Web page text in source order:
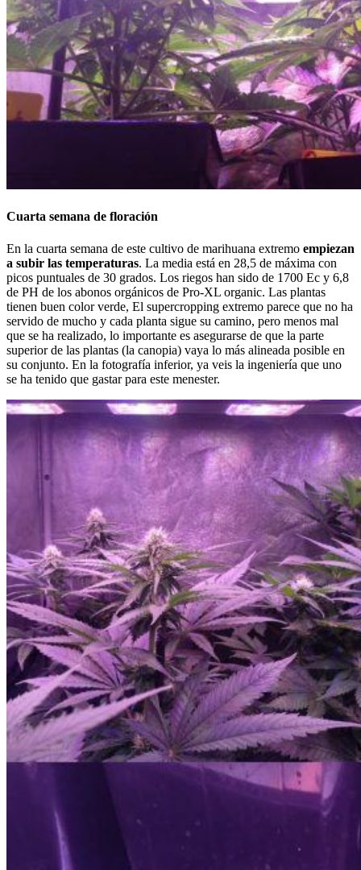
Cuarta semana de floración
En la cuarta semana de este cultivo de marihuana extremo empiezan
a subir las temperaturas. La media está en 28,5 de máxima con
picos puntuales de 30 grados. Los riegos han sido de 1700 Ec y 6,8
de PH de los abonos orgánicos de Pro-XL organic. Las plantas
tienen buen color verde, El supercropping extremo parece que no ha
servido de mucho y cada planta sigue su camino, pero menos mal
que se ha realizado, lo importante es asegurarse de que la parte
superior de las plantas (la canopia) vaya lo más alineada posible en
su conjunto. En la fotografía inferior, ya veis la ingeniería que uno
se ha tenido que gastar para este menester.